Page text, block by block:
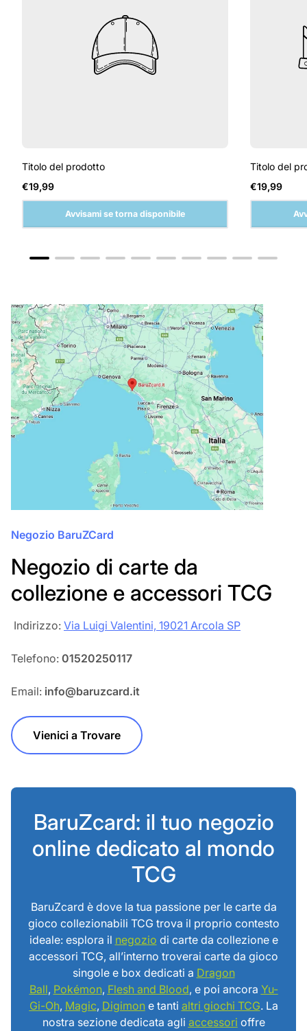
Titolo del prodotto
Prezzo
normale
€19,99
Avvisami se torna disponibile
Titolo del
Prezzo
normale
€19,99
Negozio BaruZCard
Negozio di carte da
collezione e accessori TCG
‎‎ Indirizzo: Via Luigi Valentini, 19021 Arcola SP
Telefono: 01520250117
Email: info@baruzcard.it
Vienici a Trovare
BaruZcard: il tuo negozio
online dedicato al mondo
TCG
BaruZcard è dove la tua passione per le carte da
gioco collezionabili TCG trova il proprio contesto
ideale: esplora il negozio di carte da collezione e
accessori TCG, all’interno troverai carte da gioco
singole e box dedicati a Dragon
Ball, Pokémon, Flesh and Blood, e poi ancora Yu-
Gi-Oh, Magic, Digimone tanti altri giochi TCG. La
nostra sezione dedicata agli accessori offre